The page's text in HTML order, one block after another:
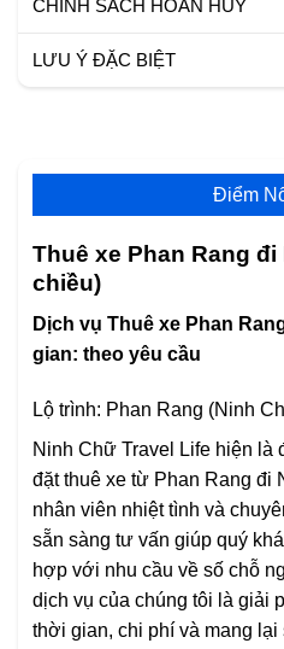
CHÍNH SÁCH HOÀN HUỶ
LƯU Ý ĐẶC BIỆT
Điểm
Thuê xe Phan Rang đi
chiều)
Dịch vụ Thuê xe Phan
gian: theo yêu cầu
Lộ trình: Phan Rang (Ninh
Ninh Chữ Travel Life hiện là
đặt thuê xe từ Phan Rang đi
nhân viên nhiệt tình và
sẵn sàng tư vấn giúp quý
hợp với nhu cầu về số chỗ
dịch vụ của chúng tôi là giải
thời gian, chi phí và mang